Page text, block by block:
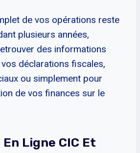
de vos opérations reste
plusieurs années,
des informations
déclarations fiscales,
ou simplement pour
de vos finances sur le
Ligne CIC Et